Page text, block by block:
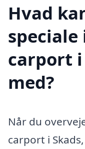
Hvad
carport
med?
Når du
carport i